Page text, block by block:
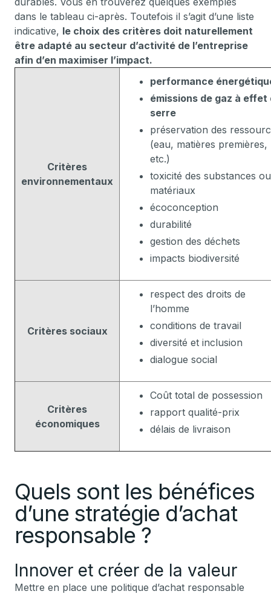
dans le tableau ci-après. Toutefois il s’agit d’une liste
indicative, le choix des critères doit naturellement
être adapté au secteur d’activité de l’entreprise
afin d’en maximiser l’impact.
Critères
environnementaux
performance
émissions de gaz à effet
serre
préservation des
(eau, matières premières,
etc.)
toxicité des substances ou
matériaux
écoconception
durabilité
gestion des déchets
impacts biodiversité
Critères sociaux
respect des droits de
l’homme
conditions de travail
diversité et inclusion
dialogue social
Critères
économiques
Coût total de possession
rapport qualité-prix
délais de livraison
Quels sont les bénéfices
d’une stratégie d’achat
responsable ?
Innover et créer de la valeur
Mettre en place une politique d’achat responsable